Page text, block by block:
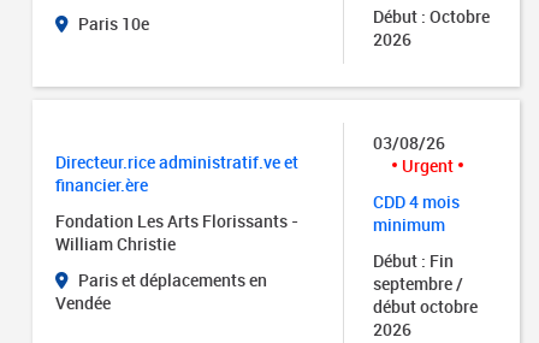
Paris 10e
Début : Octobre
2026
Directeur.rice administratif.ve et
financier.ère
Fondation Les Arts Florissants -
William Christie
Paris et déplacements en
Vendée
03/08/26
Urgent
CDD 4 mois
minimum
Début : Fin
septembre /
début octobre
2026